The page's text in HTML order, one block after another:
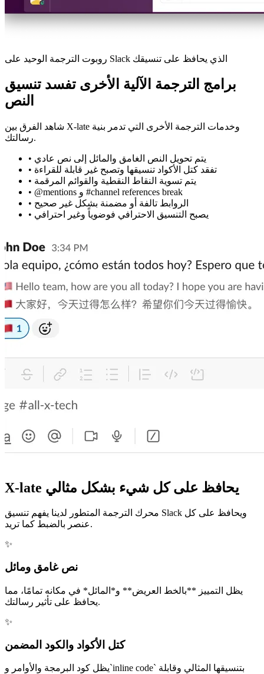
روبوت الترجمة الوحيد على Slack الذي يحافظ على تنسيقك
برامج الترجمة الآلية الأخرى تفسد تنسيق
النص
شاهد الفرق بين X-late وخدمات الترجمة الأخرى التي تدمر بنية
رسالتك.
• يتم تحويل النص الغامق والمائل إلى نص عادي
• تفقد كتل الأكواد تنسيقها وتصبح غير قابلة للقراءة
• يتم تسوية النقاط النقطية والقوائم المرقمة
•
@mentions و #channel references break
• الروابط تالفة أو مضمنة بشكل غير صحيح
• يصبح التنسيق الاحترافي فوضوياً وغير احترافي
X-late يحافظ على كل شيء بشكل مثالي
محرك الترجمة المتطور لدينا يفهم تنسيق Slack ويحافظ على كل
عنصر بالضبط كما تريد.
✨
نص غامق ومائل
يظل التمييز **بالخط العريض** و*المائل* في مكانه تمامًا، مما
يحافظ على تأثير رسالتك.
✨
كتل الأكواد والكود المضمن
يظل كود البرمجة والأوامر و`inline code` بتنسيقها المثالي وقابلة